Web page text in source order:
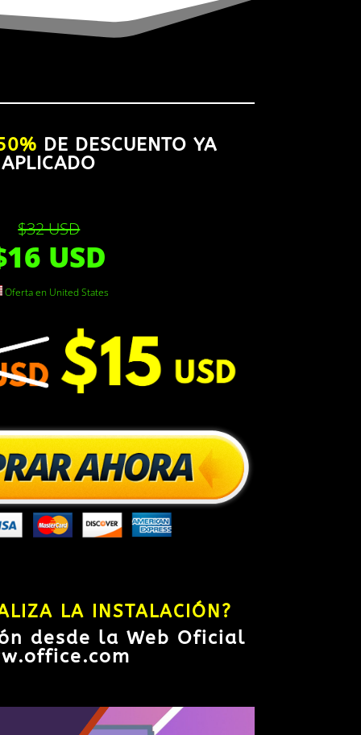
DE DESCUENTO YA
APLICADO
$32 USD
USD
Oferta en United States
LA INSTALACIÓN?
desde la Web Oficial